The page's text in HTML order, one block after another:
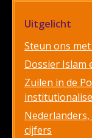
Uitgelicht
Steun ons
Dossier Islam
Zuilen in de
cijfers